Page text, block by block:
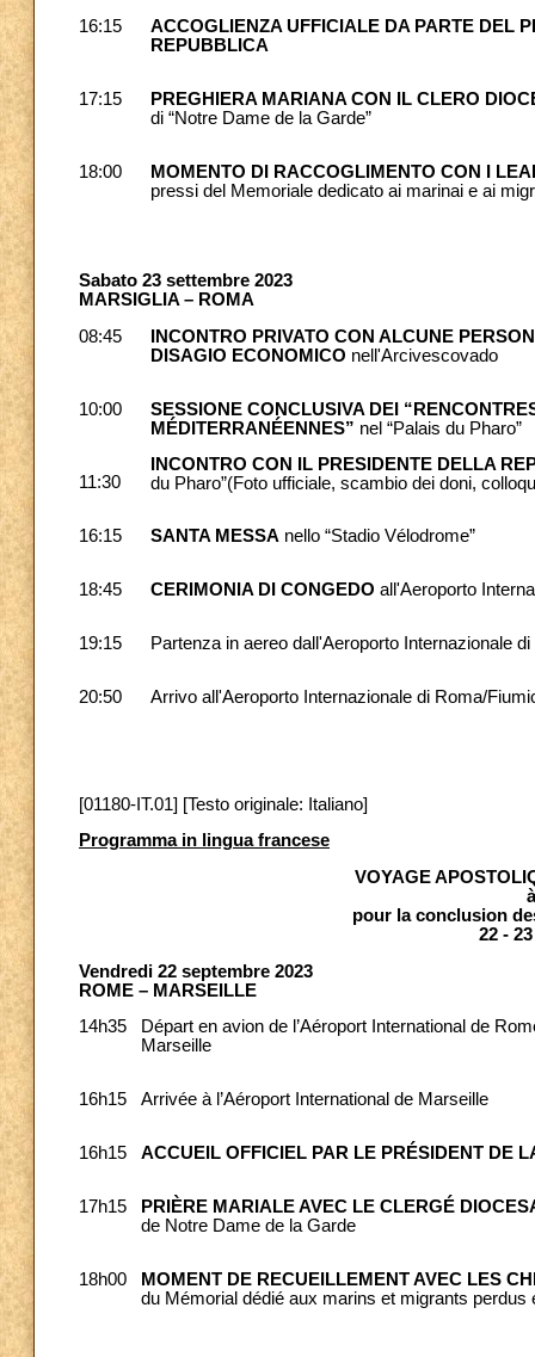
16:15
ACCOGLIENZA UFFICIALE DA PARTE DEL
REPUBBLICA
17:15
PREGHIERA MARIANA CON IL CLERO
di “Notre Dame de la Garde”
18:00
MOMENTO DI RACCOGLIMENTO CON I
pressi del Memoriale dedicato ai marinai e ai
Sabato 23 settembre 2023
MARSIGLIA – ROMA
08:45
INCONTRO PRIVATO CON ALCUNE
DISAGIO ECONOMICO nell'Arcivescovado
10:00
SESSIONE CONCLUSIVA DEI
MÉDITERRANÉENNES” nel “Palais du Pharo”
11:30
INCONTRO CON IL PRESIDENTE DELLA
du Pharo”(Foto ufficiale, scambio dei doni,
16:15 SANTA MESSA nello “Stadio Vélodrome”
18:45 CERIMONIA DI CONGEDO all'Aeroporto
19:15 Partenza in aereo dall'Aeroporto Internazionale
20:50 Arrivo all'Aeroporto Internazionale di Roma/
[01180-IT.01] [Testo originale: Italiano]
Programma in lingua francese
VOYAGE
pour la conclusion
22 -
Vendredi 22 septembre 2023
ROME – MARSEILLE
14h35
Départ en avion de l’Aéroport International de
Marseille
16h15 Arrivée à l’Aéroport International de Marseille
16h15 ACCUEIL OFFICIEL PAR LE PRÉSIDENT DE
17h15
PRIÈRE MARIALE AVEC LE CLERGÉ
de Notre Dame de la Garde
18h00
MOMENT DE RECUEILLEMENT AVEC LES
du Mémorial dédié aux marins et migrants perdus